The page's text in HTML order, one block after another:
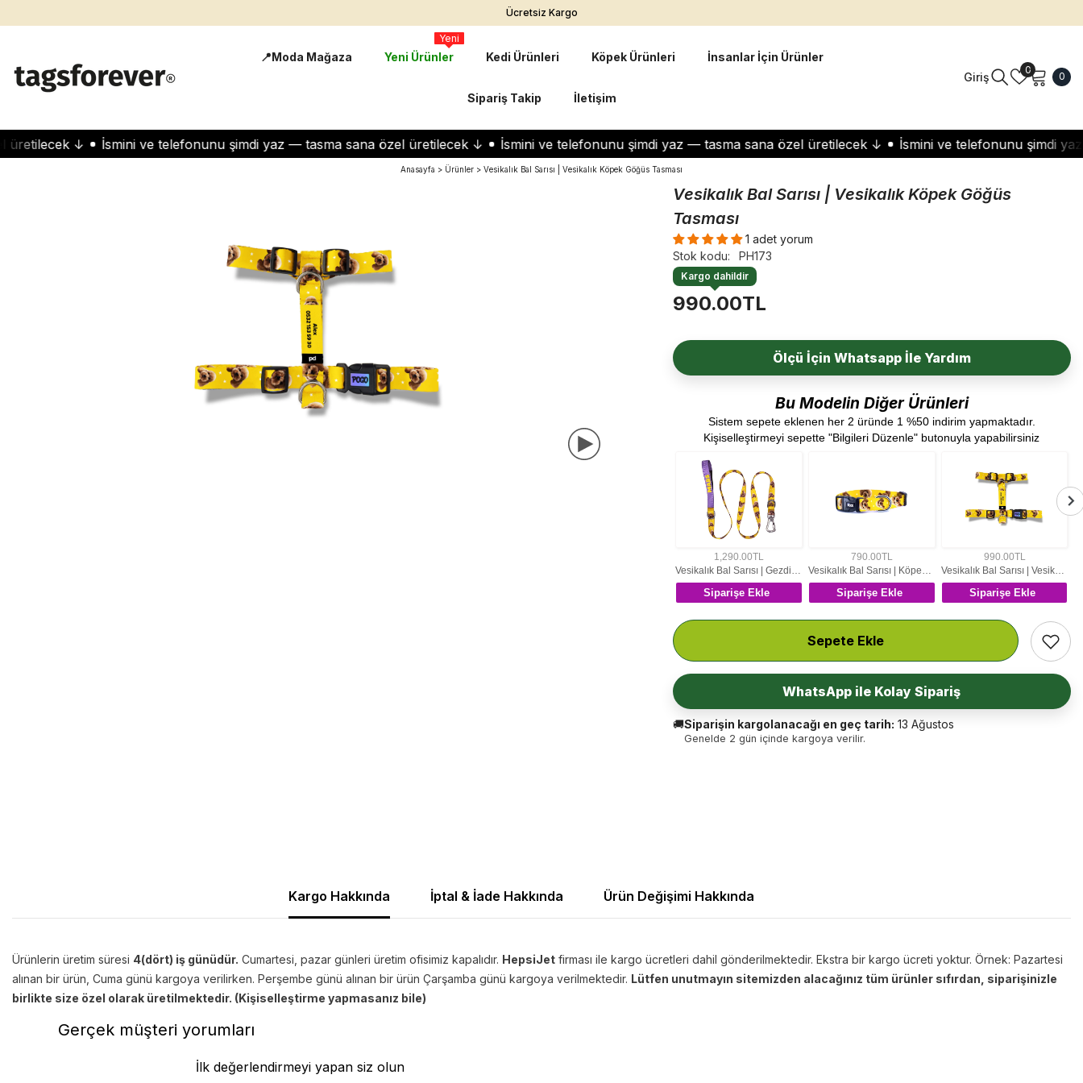
Ücretsiz Kargo
📍Moda Mağaza Yeni Ürünler
Yeni
Kedi Ürünleri Köpek Ürünleri İnsanlar İçin Ürünler
Sipariş Takip İletişim
Giriş
0İstek
listeleri
00
↓ İsmini ve telefonunu şimdi yaz — tasma sana özel üretilecek ↓ İsmini ve telefonunu şimdi yaz — tasma sana özel üretilecek ↓ İsmini ve telefonunu şimdi yaz —
Anasayfa Ürünler Vesikalık Bal Sarısı | Vesikalık Köpek Göğüs Tasması
Vesikalık Bal Sarısı | Vesikalık Köpek Göğüs
Tasması
1 adet yorum
Stok kodu:
PH173
Kargo dahildir
990.00TL
Ölçü İçin Whatsapp İle Yardım
Bu Modelin Diğer Ürünleri
Sistem sepete eklenen her 2 üründe 1 %50 indirim yapmaktadır.
Kişiselleştirmeyi sepette "Bilgileri Düzenle" butonuyla yapabilirsiniz
1,290.00TL
Vesikalık Bal Sarısı | Gezdirme Kayışı
Siparişe Ekle
790.00TL
Vesikalık Bal Sarısı | Köpek Tasması
Siparişe Ekle
990.00TL
Vesikalık Bal Sarısı | Vesikalık Köpek Göğüs Tasması
Siparişe Ekle
Sepete Ekle
WhatsApp ile Kolay Sipariş
🚚Siparişin kargolanacağı en geç tarih: 13 Ağustos
Genelde 2 gün içinde kargoya verilir.
Kargo Hakkında İptal & İade Hakkında Ürün Değişimi Hakkında
Ürünlerin üretim süresi 4(dört) iş günüdür. Cumartesi, pazar günleri üretim ofisimiz kapalıdır. HepsiJet firması ile kargo ücretleri dahil gönderilmektedir. Ekstra bir kargo ücreti yoktur. Örnek: Pazartesi
alınan bir ürün, Cuma günü kargoya verilirken. Perşembe günü alınan bir ürün Çarşamba günü kargoya verilmektedir. Lütfen unutmayın sitemizden alacağınız tüm ürünler sıfırdan, siparişinizle
birlikte size özel olarak üretilmektedir. (Kişiselleştirme yapmasanız bile)
Gerçek müşteri yorumları
İlk değerlendirmeyi yapan siz olun